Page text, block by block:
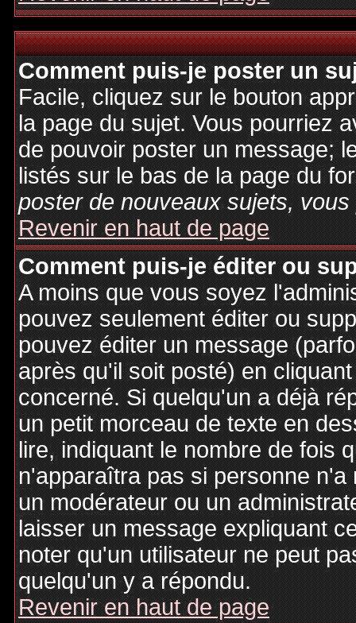
Comment puis-je poster un
Facile, cliquez sur le bouton
la page du sujet. Vous pourriez
de pouvoir poster un message;
listés sur le bas de la page du
poster de nouveaux sujets,
Revenir en haut de page
Comment puis-je éditer ou
A moins que vous soyez
pouvez seulement éditer ou
pouvez éditer un message
après qu'il soit posté) en
concerné. Si quelqu'un a déjà
un petit morceau de texte en
lire, indiquant le nombre de fois
n'apparaîtra pas si personne
un modérateur ou un
laisser un message expliquant
noter qu'un utilisateur ne peut
quelqu'un y a répondu.
Revenir en haut de page